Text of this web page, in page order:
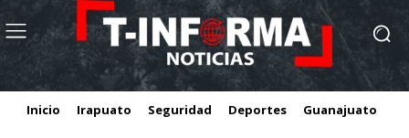
Inicio Irapuato Seguridad Deportes Guanajuato